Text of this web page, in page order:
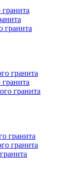
гранита
гранита
гранита
гранита
гранита